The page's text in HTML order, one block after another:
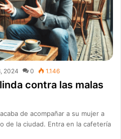
2024 0 1.146
contra las malas
de acompañar a su mujer a
de la ciudad. Entra en la cafetería